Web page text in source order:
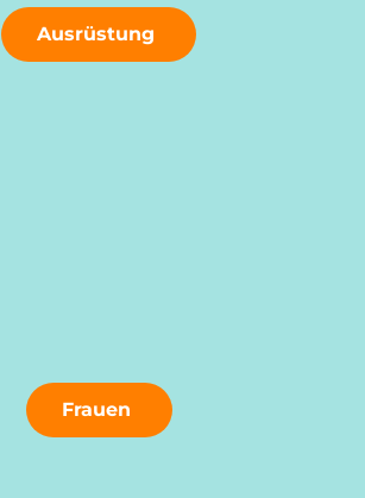
Ausrüstung
Frauen